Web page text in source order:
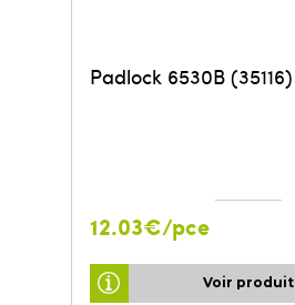
Padlock 6530B (35116)
12.03€/pce
Voir produit